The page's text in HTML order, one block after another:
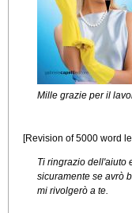
Mille grazie per il
[Revision of 5000 word
Ti ringrazio dell'aiuto
sicuramente se avrò
mi rivolgerò a te.